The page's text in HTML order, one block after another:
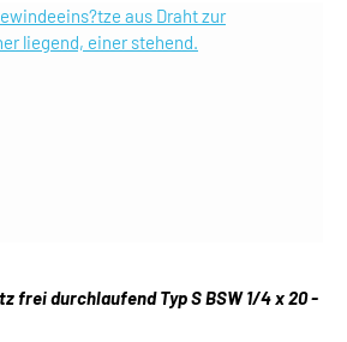
frei durchlaufend Typ S BSW 1/4 x 20 -